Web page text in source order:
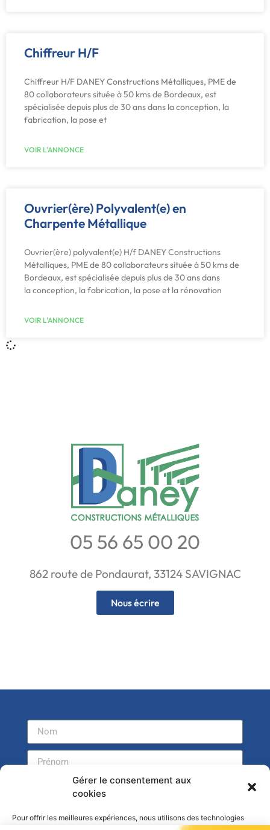
Gérer le consentement aux
cookies
Pour offrir les meilleures expériences, nous utilisons des technologies
Chiffreur H/F
Chiffreur H/F DANEY Constructions Métalliques, PME de
80 collaborateurs située à 50 kms de Bordeaux, est
spécialisée depuis plus de 30 ans dans la conception, la
fabrication, la pose et
VOIR L'ANNONCE
Ouvrier(ère) Polyvalent(e) en
Charpente Métallique
Ouvrier(ère) polyvalent(e) H/f DANEY Constructions
Métalliques, PME de 80 collaborateurs située à 50 kms de
Bordeaux, est spécialisée depuis plus de 30 ans dans
la conception, la fabrication, la pose et la rénovation
VOIR L'ANNONCE
05 56 65 00 20
862 route de Pondaurat, 33124 SAVIGNAC
Nous écrire